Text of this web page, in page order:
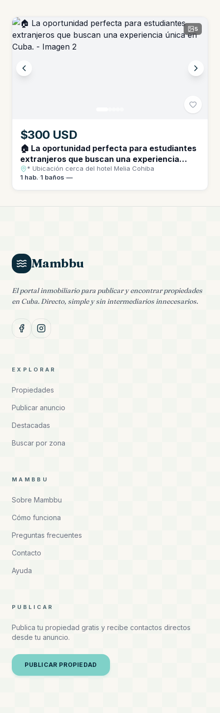
5
$300 USD
🏠 La oportunidad perfecta para estudiantes
extranjeros que buscan una experiencia
única en Cuba. * Ubicación cerca del hotel
Melia Cohiba
* Ubicación cerca del hotel Melia Cohiba
1 hab.·1 baños·—
Mambbu
El portal inmobiliario para publicar y encontrar propiedades
en Cuba. Directo, simple y sin intermediarios innecesarios.
EXPLORAR
Propiedades
Publicar anuncio
Destacadas
Buscar por zona
MAMBBU
Sobre Mambbu
Cómo funciona
Preguntas frecuentes
Contacto
Ayuda
PUBLICAR
Publica tu propiedad gratis y recibe contactos directos
desde tu anuncio.
PUBLICAR PROPIEDAD